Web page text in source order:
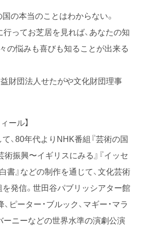
の本当のことはわからない。
行ってお芝居を見れば、あなたの知
の悩みも喜びも知ることが出来る
益財団法人せたがや文化財団理事
ール】
、80年代よりNHK番組『芸術の国
術振興〜イギリスにみる』『イッセ
書』などの制作を通じて、文化芸術
発信。世田谷パブリッシアター館
ピーター・ブルック、マギー・マラ
ーニーなどの世界水準の演劇公演